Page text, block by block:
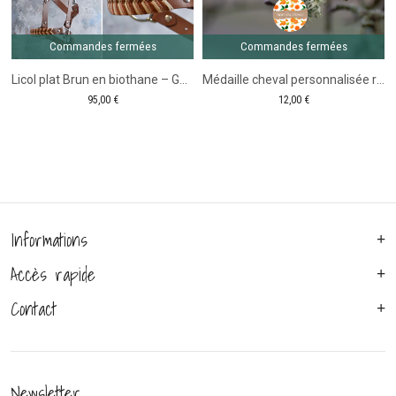
Commandes fermées
95,00 €
Commandes fermées
12,00 €
Informations
Accès rapide
Contact